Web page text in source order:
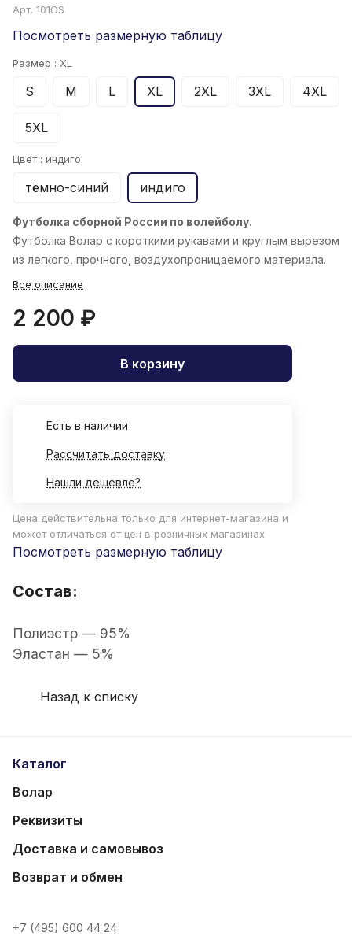
Арт. 101OS
Посмотреть размерную таблицу
Размер : XL
S M L XL 2XL 3XL 4XL
5XL
Цвет : индиго
тёмно-синий индиго
Футболка сборной России по волейболу.
Футболка Волар с короткими рукавами и круглым вырезом
из легкого, прочного, воздухопроницаемого материала.
Все описание
2 200 ₽
В корзину
Есть в наличии
Рассчитать доставку
Нашли дешевле?
Цена действительна только для интернет-магазина и
может отличаться от цен в розничных магазинах
Посмотреть размерную таблицу
Состав:
Полиэстр — 95%
Эластан — 5%
Назад к списку
Каталог
Волар
Реквизиты
Доставка и самовывоз
Возврат и обмен
+7 (495) 600 44 24